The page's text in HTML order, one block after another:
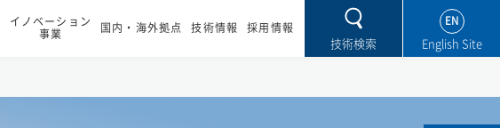
イノベーション
事業
国内・海外拠点 技術情報
採用情報
技術検索
EN